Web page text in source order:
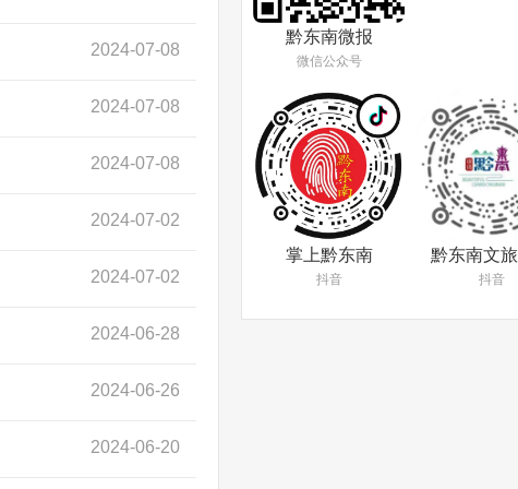
2024-07-08
2024-07-08
2024-07-08
2024-07-02
2024-07-02
2024-06-28
2024-06-26
2024-06-20
黔东南微报
微信公众号
掌上黔东南
抖音
黔东南文
抖音